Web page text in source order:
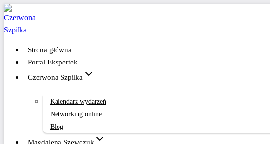
Przejdź
do
treści
Strona główna
Portal Ekspertek
Czerwona Szpilka
Kalendarz wydarzeń
Networking online
Blog
Magdalena Szewczuk